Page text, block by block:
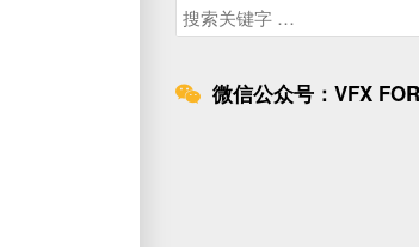
Search
for:
微信公众号：VFX